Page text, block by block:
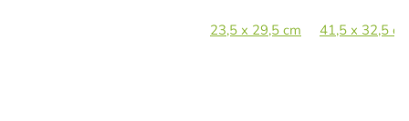
23,5 x 29,5 cm 41,5 x 32,5